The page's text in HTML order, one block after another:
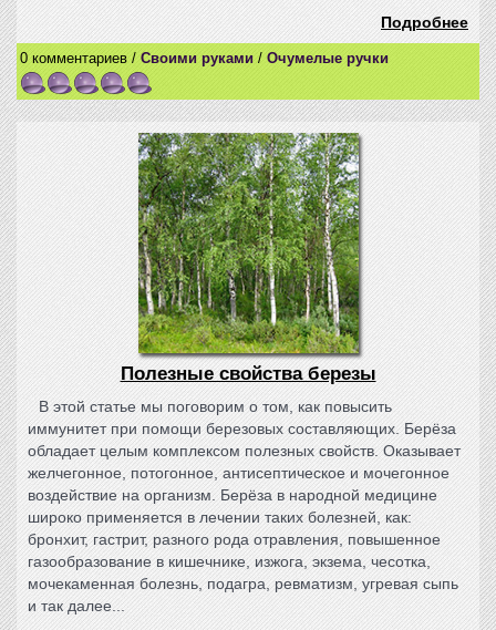
Подробнее
0 комментариев / Своими руками / Очумелые ручки
Полезные свойства березы
В этой статье мы поговорим о том, как повысить
иммунитет при помощи березовых составляющих. Берёза
обладает целым комплексом полезных свойств. Оказывает
желчегонное, потогонное, антисептическое и мочегонное
воздействие на организм. Берёза в народной медицине
широко применяется в лечении таких болезней, как:
бронхит, гастрит, разного рода отравления, повышенное
газообразование в кишечнике, изжога, экзема, чесотка,
мочекаменная болезнь, подагра, ревматизм, угревая сыпь
и так далее...